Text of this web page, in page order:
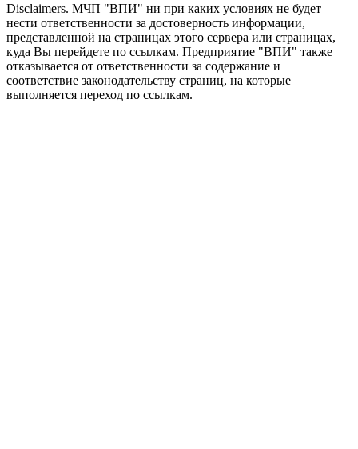
Disclaimers. МЧП "ВПИ" ни при каких условиях не будет
нести ответственности за достоверность информации,
представленной на страницах этого сервера или страницах,
куда Вы перейдете по ссылкам. Предприятие "ВПИ" также
отказывается от ответственности за содержание и
соответствие законодательству страниц, на которые
выполняется переход по ссылкам.